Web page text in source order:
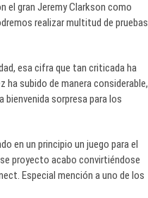
el gran Jeremy Clarkson como
realizar multitud de pruebas
esa cifra que tan criticada ha
ha subido de manera considerable,
bienvenida sorpresa para los
en un principio un juego para el
proyecto acabo convirtiéndose
Especial mención a uno de los